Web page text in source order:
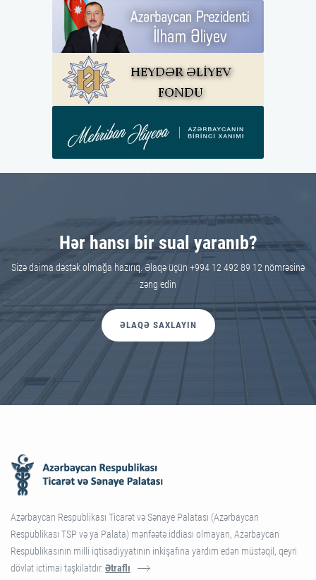
Hər hansı bir sual yaranıb?
Sizə daima dəstək olmağa hazırıq. Əlaqə üçün +994 12 492 89 12 nömrəsinə
zəng edin
ƏLAQƏ SAXLAYIN
Azərbaycan Respublikası Ticarət və Sənaye Palatası (Azərbaycan
Respublikası TSP və ya Palata) mənfəətə iddiası olmayan, Azərbaycan
Respublikasının milli iqtisadiyyatının inkişafına yardım edən müstəqil, qeyri
dövlət ictimai təşkilatdır. Ətraflı